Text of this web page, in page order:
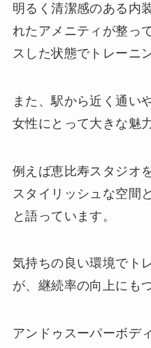
明るく清潔感のある内
れたアメニティが整っ
スした状態でトレーニ
また、駅から近く通い
女性にとって大きな魅
例えば恵比寿スタジオ
スタイリッシュな空間
と語っています。
気持ちの良い環境でト
が、継続率の向上にも
アンドゥスーパーボデ